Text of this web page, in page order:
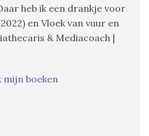
heb ik een drankje voor
en Vloek van vuur en
& Mediacoach |
mijn boeken